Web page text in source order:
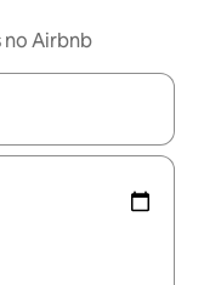
no Airbnb
explore-os